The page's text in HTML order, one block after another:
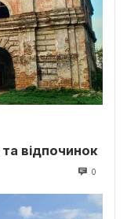
та відпочинок
0